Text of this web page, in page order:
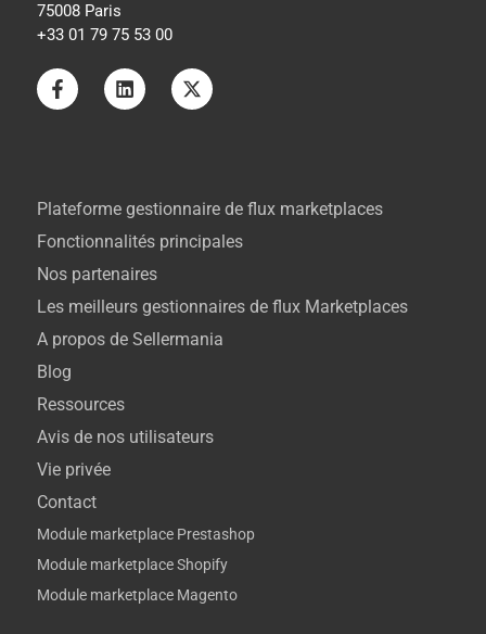
75008 Paris
+33 01 79 75 53 00
A propos de Sellermania
Blog
Ressources
Avis de nos utilisateurs
Vie privée
Contact
Plateforme gestionnaire de flux marketplaces
Fonctionnalités principales
Nos partenaires
Les meilleurs gestionnaires de flux Marketplaces
Module marketplace Prestashop
Module marketplace Shopify
Module marketplace Magento